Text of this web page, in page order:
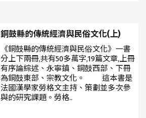
銅鼓縣的傳統經濟與民俗文化(上)
《銅鼓縣的傳統經濟與民俗文化》一書
分上下兩冊,共有50多萬字,19篇文章,上冊
有序論綜述、永寧鎮、銅鼓西部、下冊
為銅鼓東部、宗教文化。 這本書是
法國漢學家勞格文主持、策劃並多次參
與的研究課題。勞格..